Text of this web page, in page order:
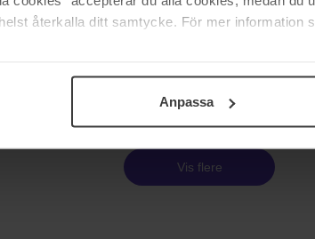
återkalla ditt samtycke. För mer information
Anpassa
kr Normalpris 259 kr
Vis flere